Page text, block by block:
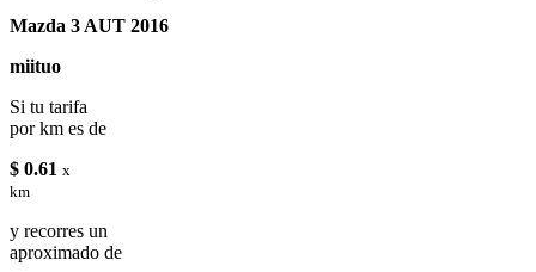
Mazda 3 AUT 2016
miituo
Si tu tarifa
por km es de
$ 0.61 x
km
y recorres un
aproximado de